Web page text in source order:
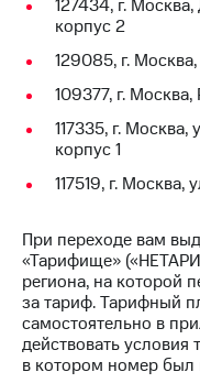
eSIM
SIM-
для
иностранцев
Оформить
чистый
Выбрать
красивый
номер
Заменить
SIM-
карту
Деньги
Выберите
ТВ
с выгодным
тарифом
Интернет,
ТВ и телефон
для дома
Услуги
127434, г.
корпус 2
129085, г.
109377, г.
117335, г.
корпус 1
117519, г.
При переходе вам
«Тарифище»
региона, на которой
за тариф. Тарифный
самостоятельно в
действовать условия
в котором номер был